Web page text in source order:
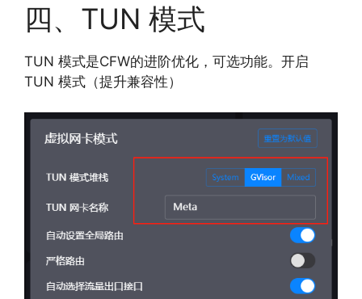
四、TUN 模式
TUN 模式是CFW的进阶优化，可选功能。开启
TUN 模式（提升兼容性）